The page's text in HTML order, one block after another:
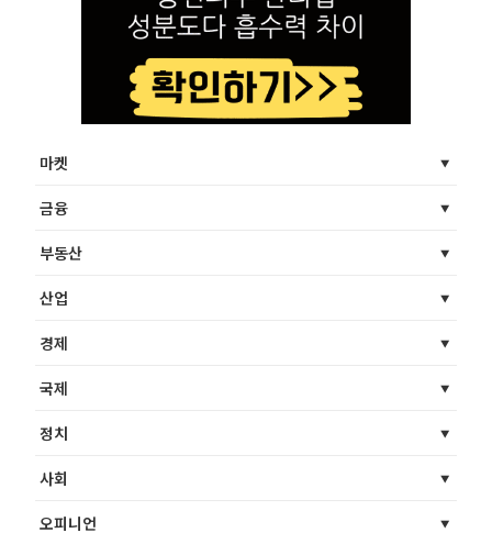
마켓
금융
부동산
산업
경제
국제
정치
사회
오피니언